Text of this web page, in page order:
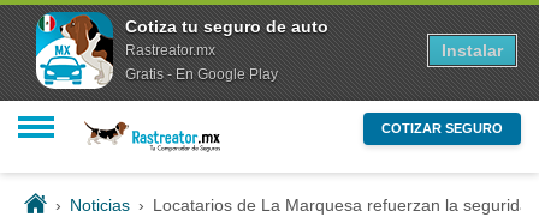
COTIZAR SEGURO
› Noticias › Locatarios de La Marquesa refuerzan la
Cotiza tu seguro de auto
Rastreator.mx
Gratis - En Google Play
Instalar